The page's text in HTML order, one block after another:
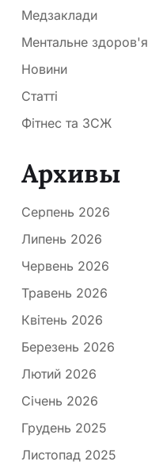
Медзаклади
Ментальне здоров'я
Новини
Статті
Фітнес та ЗСЖ
Архивы
Серпень 2026
Липень 2026
Червень 2026
Травень 2026
Квітень 2026
Березень 2026
Лютий 2026
Січень 2026
Грудень 2025
Листопад 2025